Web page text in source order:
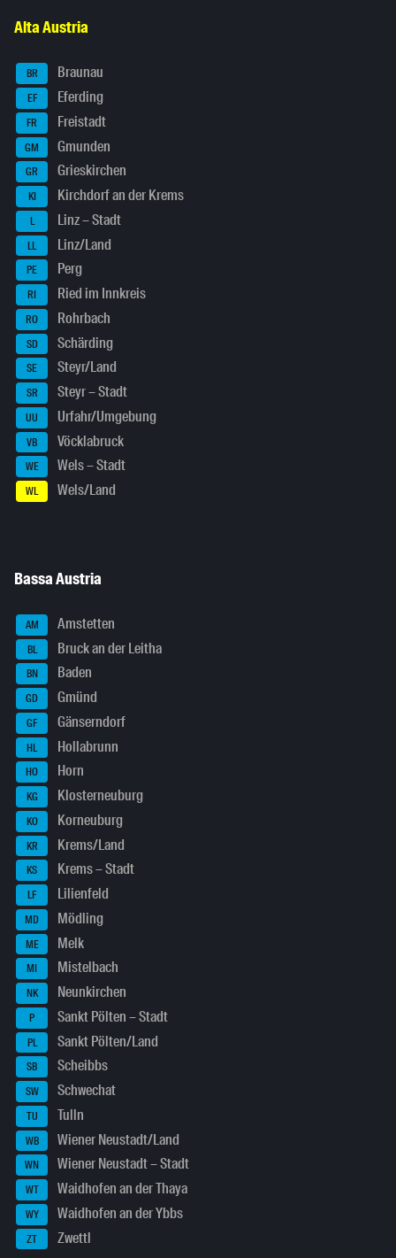
Alta Austria
BR Braunau
EF Eferding
FR Freistadt
GM Gmunden
GR Grieskirchen
KI Kirchdorf an der Krems
L Linz – Stadt
LL Linz/Land
PE Perg
RI Ried im Innkreis
RO Rohrbach
SD Schärding
SE Steyr/Land
SR Steyr – Stadt
UU Urfahr/Umgebung
VB Vöcklabruck
WE Wels – Stadt
WL Wels/Land
Bassa Austria
AM Amstetten
BL Bruck an der Leitha
BN Baden
GD Gmünd
GF Gänserndorf
HL Hollabrunn
HO Horn
KG Klosterneuburg
KO Korneuburg
KR Krems/Land
KS Krems – Stadt
LF Lilienfeld
MD Mödling
ME Melk
MI Mistelbach
NK Neunkirchen
P Sankt Pölten – Stadt
PL Sankt Pölten/Land
SB Scheibbs
SW Schwechat
TU Tulln
WB Wiener Neustadt/Land
WN Wiener Neustadt – Stadt
WT Waidhofen an der Thaya
WY Waidhofen an der Ybbs
ZT Zwettl